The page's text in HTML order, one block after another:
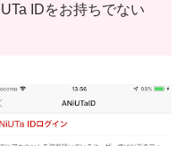
IDをお持ちでない